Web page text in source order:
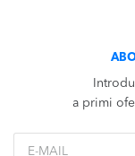
a primi